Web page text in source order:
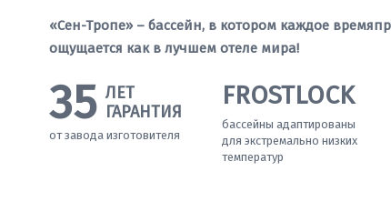
«Сен-Тропе» – бассейн, в котором каждое
ощущается как в лучшем отеле мира!
35 ЛЕТ
ГАРАНТИЯ
от завода изготовителя
FROSTLOCK
бассейны адаптированы
для экстремально низких
температур